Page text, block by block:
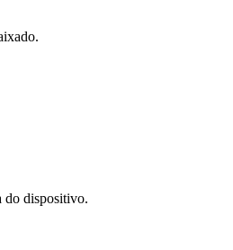
do dispositivo.